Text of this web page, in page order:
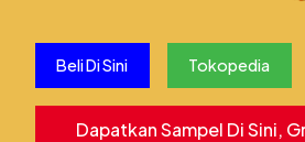
Beli Di Sini Tokopedia
Dapatkan Sampel Di Sini,